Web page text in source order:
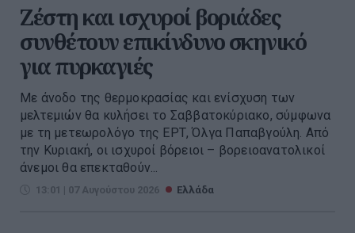
Ζέστη και ισχυροί βοριάδες
συνθέτουν επικίνδυνο σκηνικό
για πυρκαγιές
Με άνοδο της θερμοκρασίας και ενίσχυση των
μελτεμιών θα κυλήσει το Σαββατοκύριακο, σύμφωνα
με τη μετεωρολόγο της ΕΡΤ, Όλγα Παπαβγούλη. Από
την Κυριακή, οι ισχυροί βόρειοι – βορειοανατολικοί
άνεμοι θα επεκταθούν...
13:01 | 07 Αυγούστου 2026 Ελλάδα